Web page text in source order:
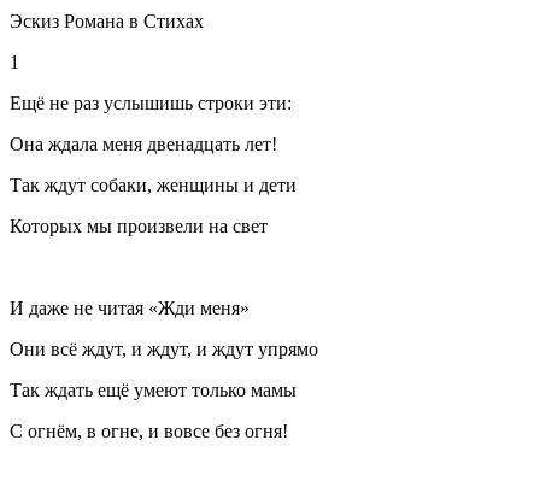
Эскиз Романа в Стихах
1
Ещё не раз услышишь строки эти:
Она ждала меня двенадцать лет!
Так ждут собаки, женщины и дети
Которых мы произвели на свет
И даже не читая «Жди меня»
Они всё ждут, и ждут, и ждут упрямо
Так ждать ещё умеют только мамы
С огнём, в огне, и вовсе без огня!